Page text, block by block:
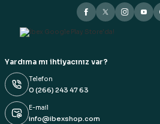
Yardıma mı ihtiyacınız var?
Telefon
0 (266) 243 47 63
E-mail
info@ibexshop.com